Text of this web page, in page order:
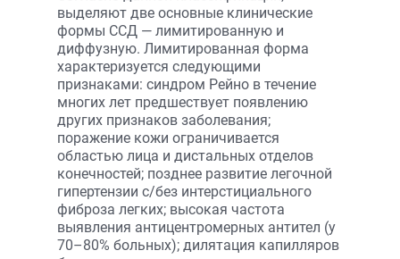
выделяют две основные клинические
формы ССД — лимитированную и
диффузную. Лимитированная форма
характеризуется следующими
признаками: синдром Рейно в течение
многих лет предшествует появлению
других признаков заболевания;
поражение кожи ограничивается
областью лица и дистальных отделов
конечностей; позднее развитие легочной
гипертензии с/без интерстициального
фиброза легких; высокая частота
выявления антицентромерных антител (у
70–80% больных); дилятация капилляров